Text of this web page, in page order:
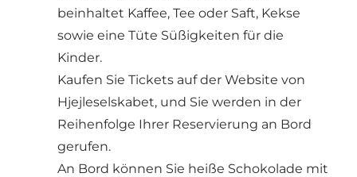
beinhaltet Kaffee, Tee oder Saft, Kekse
sowie eine Tüte Süßigkeiten für die
Kinder.
Kaufen Sie Tickets auf der Website von
Hjejleselskabet, und Sie werden in der
Reihenfolge Ihrer Reservierung an Bord
gerufen.
An Bord können Sie heiße Schokolade mit